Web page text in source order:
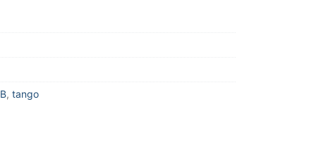
, tango